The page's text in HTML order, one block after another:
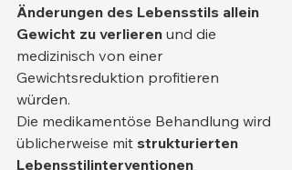
Änderungen des Lebensstils allein
Gewicht zu verlieren und die
medizinisch von einer
Gewichtsreduktion profitieren
würden.
Die medikamentöse Behandlung wird
üblicherweise mit strukturierten
Lebensstilinterventionen